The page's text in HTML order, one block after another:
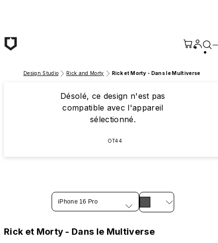
Design Studio Rick and Morty Rick et Morty - Dans le Multiverse
Désolé, ce design n'est pas
compatible avec l'appareil
sélectionné.
OT44
iPhone 16 Pro
Rick et Morty - Dans le Multiverse